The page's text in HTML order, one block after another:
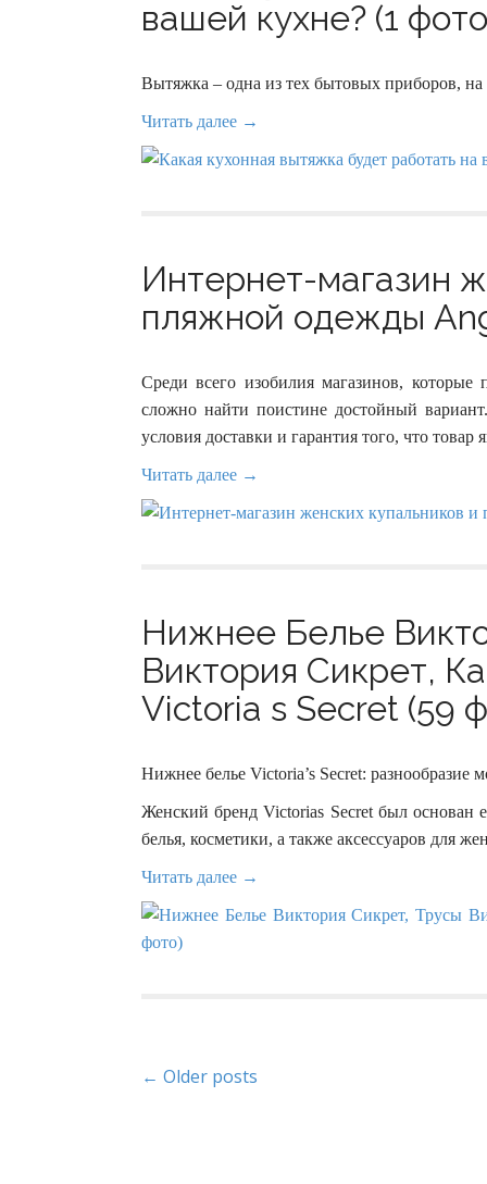
вашей кухне? (1
Вытяжка – одна из тех бытовых приборов,
Читать далее →
Интернет-магазин
пляжной одежды
Среди всего изобилия магазинов,
сложно найти поистине достойный
условия доставки и гарантия того, что
Читать далее →
Нижнее Белье
Виктория Сикрет,
Victoria s Secret (59
Нижнее белье Victoria’s Secret: разнообразие
Женский бренд Victorias Secret был основан
белья, косметики, а также аксессуаров для
Читать далее →
P
← Older posts